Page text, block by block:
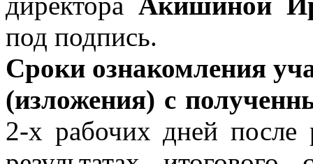
под подпись.
Сроки ознакомления
(изложения) с
2-х рабочих дней